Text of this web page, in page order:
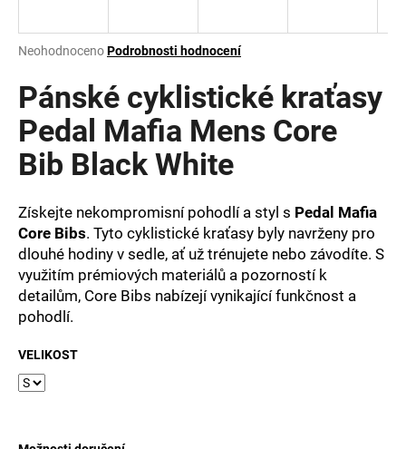
Průměrné
produktu
je
0,0
5
hvězdiček.
NeohodnocenoPodrobnosti hodnocení
Pánské cyklistické kraťasy
Pedal Mafia Mens Core
Bib Black White
Získejte nekompromisní pohodlí a styl s Pedal Mafia
Core Bibs. Tyto cyklistické kraťasy byly navrženy pro
dlouhé hodiny v sedle, ať už trénujete nebo závodíte. S
využitím prémiových materiálů a pozorností k
detailům, Core Bibs nabízejí vynikající funkčnost a
pohodlí.
VELIKOST
j
t
?
HLEDAT
D
o
p
o
r
u